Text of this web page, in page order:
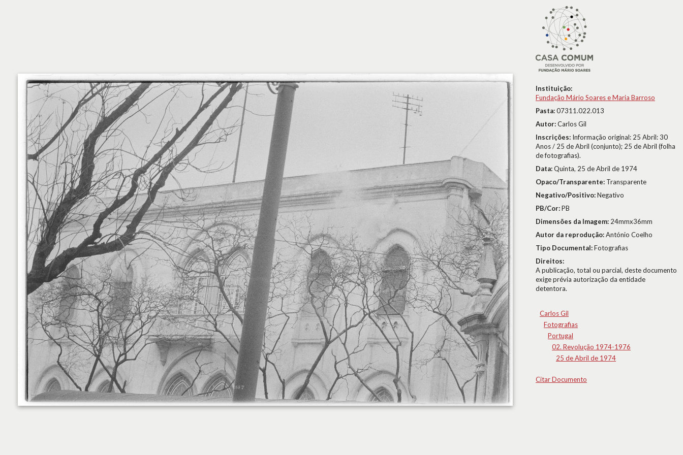
Instituição:
Fundação Mário Soares e Maria Barroso
Pasta:07311.022.013
Autor:Carlos Gil
Inscrições: Informação original: 25 Abril: 30
Anos / 25 de Abril (conjunto); 25 de Abril (folha
de fotografias).
Data:Quinta, 25 de Abril de 1974
Opaco/Transparente: Transparente
Negativo/Positivo:Negativo
PB/Cor:PB
Dimensões da Imagem: 24mmx36mm
Autor da reprodução:António Coelho
Tipo Documental:Fotografias
Direitos:
A publicação, total ou parcial, deste documento
exige prévia autorização da entidade
detentora.
Carlos Gil
Fotografias
Portugal
02. Revolução 1974-1976
25 de Abril de 1974
Citar Documento